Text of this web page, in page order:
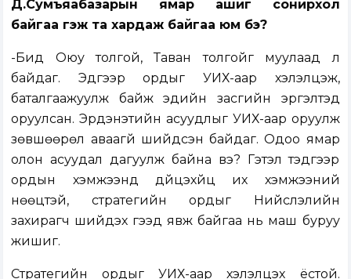
Д.Сумъяабазарын ямар ашиг сонирхол
байгаа гэж та хардаж байгаа юм бэ?
-Бид Оюу толгой, Таван толгойг муулаад л
байдаг. Эдгээр ордыг УИХ-аар хэлэлцэж,
баталгаажуулж байж эдийн засгийн эргэлтэд
оруулсан. Эрдэнэтийн асуудлыг УИХ-аар оруулж
зөвшөөрөл аваагүй шийдсэн байдаг. Одоо ямар
олон асуудал дагуулж байна вэ? Гэтэл тэдгээр
ордын хэмжээнд дүйцэхүйц их хэмжээний
нөөцтэй, стратегийн ордыг Нийслэлийн
захирагч шийдэх гээд явж байгаа нь маш буруу
жишиг.
Стратегийн ордыг УИХ-аар хэлэлцэх ёстой.